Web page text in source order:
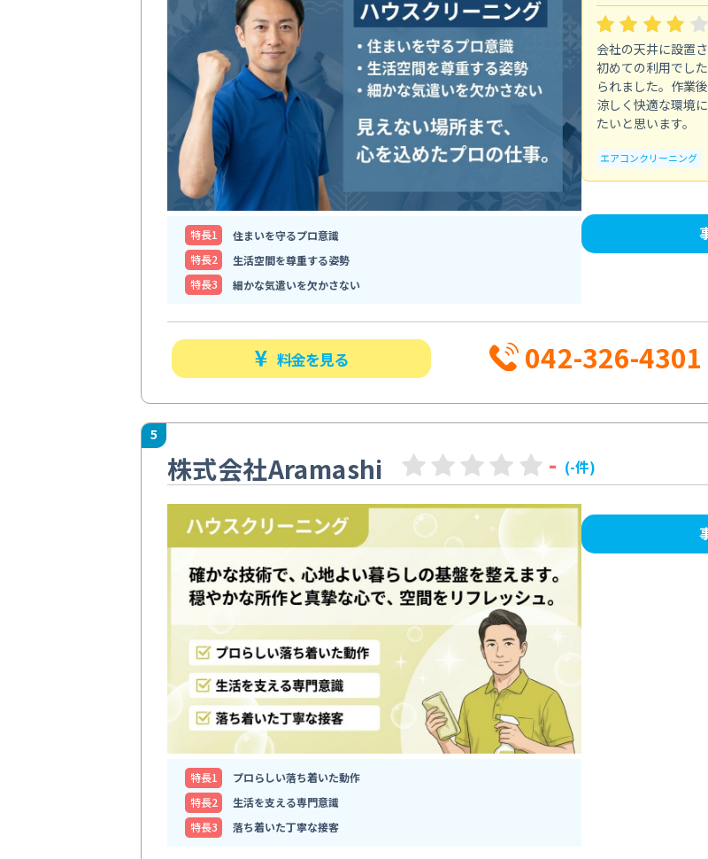
特⻑1
住まいを守るプロ意識
特⻑2
生活空間を尊重する姿勢
特⻑3
細かな気遣いを欠かさない
会社の天井に設置
初めての利用でし
られました。作業
涼しく快適な環境
たいと思います。
エアコンクリーニング
料金を見る 042-326-4301
5
株式会社Aramashi - (-件)
特⻑1
プロらしい落ち着いた動作
特⻑2
生活を支える専門意識
特⻑3
落ち着いた丁寧な接客